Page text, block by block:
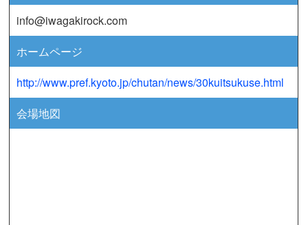
info@iwagakirock.com
ホームページ
http://www.pref.kyoto.jp/chutan/news/30kuitsukuse.html
会場地図